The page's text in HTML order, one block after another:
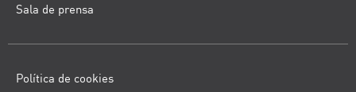
Sala de prensa
Política de cookies